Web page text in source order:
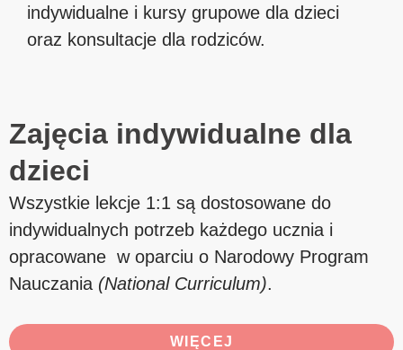
indywidualne i kursy grupowe dla dzieci
oraz konsultacje dla rodziców.
Zajęcia indywidualne dla
dzieci
Wszystkie lekcje 1:1 są dostosowane do
indywidualnych potrzeb każdego ucznia i
opracowane w oparciu o Narodowy Program
Nauczania (National Curriculum).
WIĘCEJ